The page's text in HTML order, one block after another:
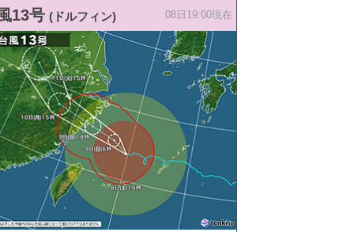
13号 (ドルフィン) 08日19:00現在